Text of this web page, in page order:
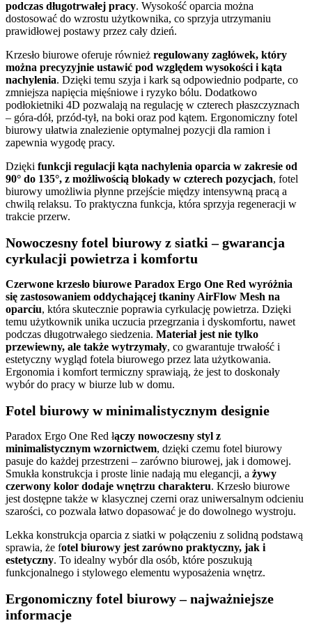
podczas długotrwałej pracy. Wysokość oparcia można
dostosować do wzrostu użytkownika, co sprzyja utrzymaniu
prawidłowej postawy przez cały dzień.
Krzesło biurowe oferuje również regulowany zagłówek, który
można precyzyjnie ustawić pod względem wysokości i kąta
nachylenia. Dzięki temu szyja i kark są odpowiednio podparte, co
zmniejsza napięcia mięśniowe i ryzyko bólu. Dodatkowo
podłokietniki 4D pozwalają na regulację w czterech płaszczyznach
– góra-dół, przód-tył, na boki oraz pod kątem. Ergonomiczny fotel
biurowy ułatwia znalezienie optymalnej pozycji dla ramion i
zapewnia wygodę pracy.
Dzięki funkcji regulacji kąta nachylenia oparcia w zakresie od
90° do 135°, z możliwością blokady w czterech pozycjach, fotel
biurowy umożliwia płynne przejście między intensywną pracą a
chwilą relaksu. To praktyczna funkcja, która sprzyja regeneracji w
trakcie przerw.
Nowoczesny fotel biurowy z siatki – gwarancja
cyrkulacji powietrza i komfortu
Czerwone krzesło biurowe Paradox Ergo One Red wyróżnia
się zastosowaniem oddychającej tkaniny AirFlow Mesh na
oparciu, która skutecznie poprawia cyrkulację powietrza. Dzięki
temu użytkownik unika uczucia przegrzania i dyskomfortu, nawet
podczas długotrwałego siedzenia. Materiał jest nie tylko
przewiewny, ale także wytrzymały, co gwarantuje trwałość i
estetyczny wygląd fotela biurowego przez lata użytkowania.
Ergonomia i komfort termiczny sprawiają, że jest to doskonały
wybór do pracy w biurze lub w domu.
Fotel biurowy w minimalistycznym designie
Paradox Ergo One Red łączy nowoczesny styl z
minimalistycznym wzornictwem, dzięki czemu fotel biurowy
pasuje do każdej przestrzeni – zarówno biurowej, jak i domowej.
Smukła konstrukcja i proste linie nadają mu elegancji, a żywy
czerwony kolor dodaje wnętrzu charakteru. Krzesło biurowe
jest dostępne także w klasycznej czerni oraz uniwersalnym odcieniu
szarości, co pozwala łatwo dopasować je do dowolnego wystroju.
Lekka konstrukcja oparcia z siatki w połączeniu z solidną podstawą
sprawia, że fotel biurowy jest zarówno praktyczny, jak i
estetyczny. To idealny wybór dla osób, które poszukują
funkcjonalnego i stylowego elementu wyposażenia wnętrz.
Ergonomiczny fotel biurowy – najważniejsze
informacje